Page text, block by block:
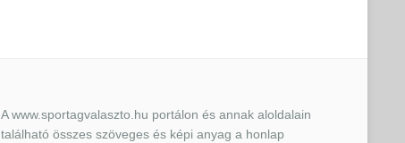
A www.sportagvalaszto.hu portálon és annak aloldalain
található összes szöveges és képi anyag a honlap